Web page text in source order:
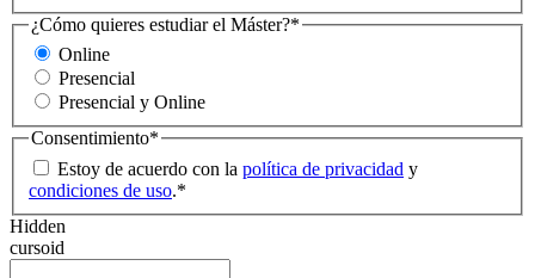
¿Cómo quieres estudiar el Máster?*
Online
Presencial
Presencial y Online
Consentimiento*
Estoy de acuerdo con la política de privacidad y
condiciones de uso.*
Hidden
cursoid